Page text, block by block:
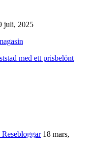
juli, 2025
med ett prisbelönt
18 mars,